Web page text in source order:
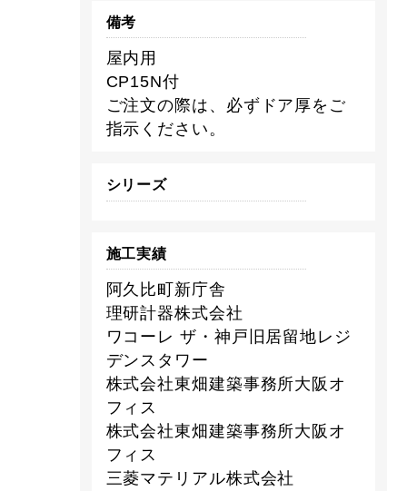
備考
屋内用
CP15N付
ご注文の際は、必ずドア厚をご
指示ください。
シリーズ
施工実績
阿久比町新庁舎
理研計器株式会社
ワコーレ ザ・神戸旧居留地レジ
デンスタワー
株式会社東畑建築事務所大阪オ
フィス
株式会社東畑建築事務所大阪オ
フィス
三菱マテリアル株式会社